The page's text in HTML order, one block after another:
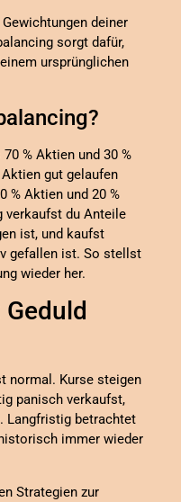
deiner
sorgt dafür,
ursprünglichen
% Aktien und 30 %
gut gelaufen
% Aktien und 20 %
verkaufst du Anteile
ist, und kaufst
gefallen ist. So stellst
wieder her.
normal. Kurse steigen
panisch verkaufst,
Langfristig betrachtet
immer wieder
Strategien zur